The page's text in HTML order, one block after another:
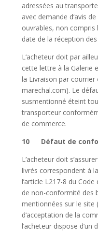
adressées au
avec demande d’avis
ouvrables, non compris
date de la réception des
L’acheteur doit par
cette lettre à la Galerie
la Livraison par
marechal.com). Le
susmentionné éteint
transporteur
de commerce.
10 Défaut de
L’acheteur doit
livrés correspondent à
l’article L217-8 du
de non-conformité des
mentionnées sur le site
d’acceptation de la
l’acheteur dispose